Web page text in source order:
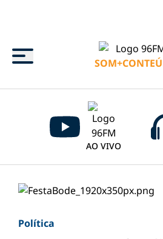
Menu
AO VIVO
Política